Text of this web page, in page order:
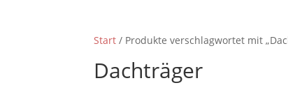
Start / Produkte verschlagwortet mit
Dachträger